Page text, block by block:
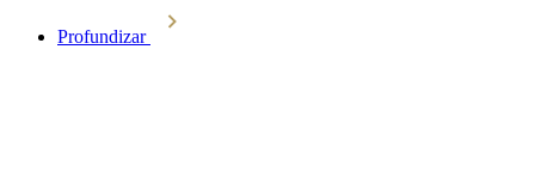
Profundizar